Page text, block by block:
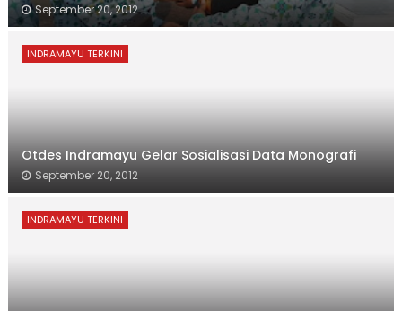
September 20, 2012
INDRAMAYU TERKINI
Otdes Indramayu Gelar Sosialisasi Data Monografi
September 20, 2012
INDRAMAYU TERKINI